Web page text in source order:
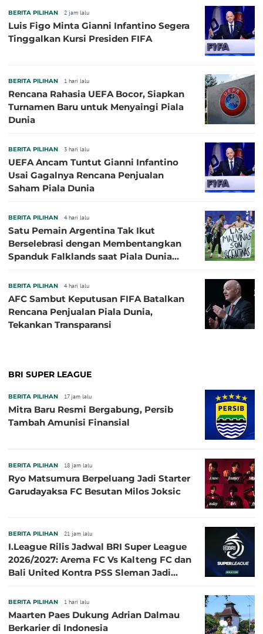
BERITA PILIHAN 2 jam lalu
Luis Figo Minta Gianni Infantino Segera
Tinggalkan Kursi Presiden FIFA
BERITA PILIHAN 1 hari lalu
Rencana Rahasia UEFA Bocor, Siapkan
Turnamen Baru untuk Menyaingi Piala
Dunia
BERITA PILIHAN 3 hari lalu
UEFA Ancam Tuntut Gianni Infantino
Usai Gagalnya Rencana Penjualan
Saham Piala Dunia
BERITA PILIHAN 4 hari lalu
Satu Pemain Argentina Tak Ikut
Berselebrasi dengan Membentangkan
Spanduk Falklands saat Piala Dunia
BERITA PILIHAN 4 hari lalu
AFC Sambut Keputusan FIFA Batalkan
Rencana Penjualan Piala Dunia,
Tekankan Transparansi
BRI SUPER LEAGUE
BERITA PILIHAN 17 jam lalu
Mitra Baru Resmi Bergabung, Persib
Tambah Amunisi Finansial
BERITA PILIHAN 18 jam lalu
Ryo Matsumura Berpeluang Jadi Starter
Garudayaksa FC Besutan Milos Joksic
BERITA PILIHAN 21 jam lalu
I.League Rilis Jadwal BRI Super League
2026/2027: Arema FC Vs Kalteng FC dan
Bali United Kontra PSS Sleman Jadi
BERITA PILIHAN 1 hari lalu
Maarten Paes Dukung Adrian Dalmau
Berkarier di Indonesia